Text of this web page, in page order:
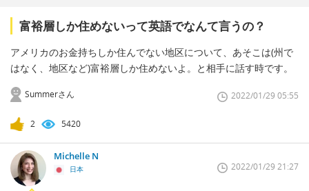
富裕層しか住めないって英語でなんて言うの？
アメリカのお金持ちしか住んでない地区について、あそこは(州で
はなく、地区など)富裕層しか住めないよ。と相手に話す時です。
Summerさん 2022/01/29 05:55
2 5420
Michelle N
日本 2022/01/29 21:27